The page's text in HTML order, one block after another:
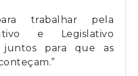
trabalhar pela
e Legislativo
juntos para que as